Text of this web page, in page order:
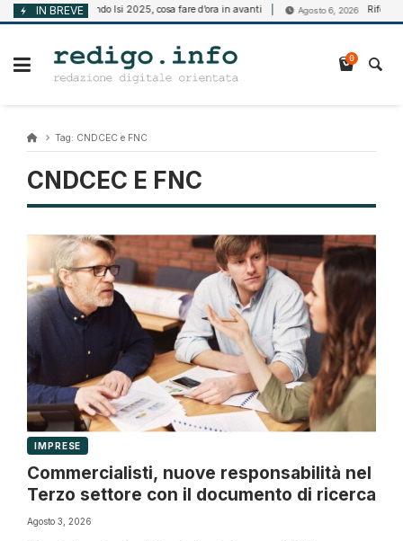
Vai
al
IN BREVE
6, 2026 Bando Isi 2025, cosa fare d’ora in avanti Agosto 6, 2026 Riforma
0
Tag: CNDCEC e FNC
CNDCEC E FNC
IMPRESE
Commercialisti, nuove responsabilità nel
Terzo settore con il documento di ricerca
Agosto 3, 2026